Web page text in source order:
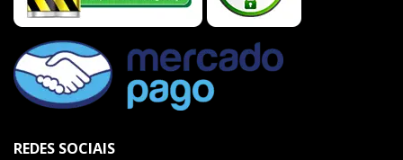
REDES SOCIAIS